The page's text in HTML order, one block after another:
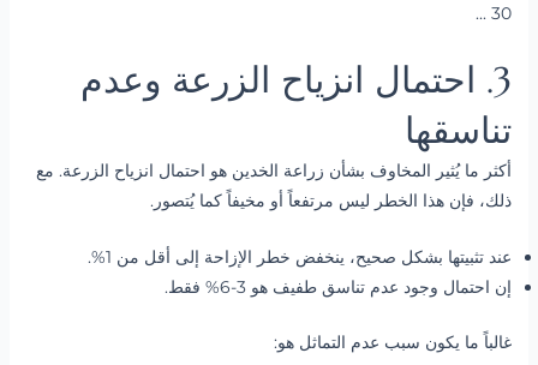
30 ...
3. احتمال انزياح الزرعة وعدم
تناسقها
أكثر ما يُثير المخاوف بشأن زراعة الخدين هو احتمال انزياح الزرعة. مع
ذلك، فإن هذا الخطر ليس مرتفعاً أو مخيفاً كما يُتصور.
عند تثبيتها بشكل صحيح، ينخفض خطر الإزاحة إلى أقل من 1%.
إن احتمال وجود عدم تناسق طفيف هو 3-6% فقط.
غالباً ما يكون سبب عدم التماثل هو: